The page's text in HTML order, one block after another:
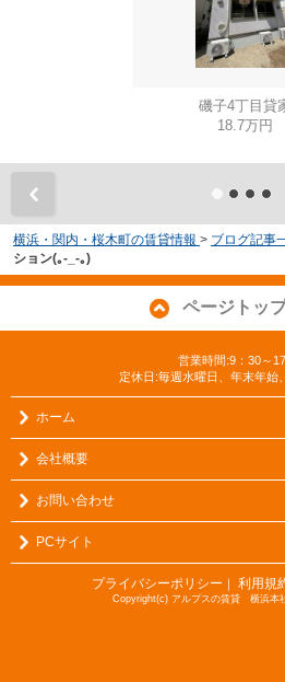
磯子4丁目貸
18.7万円
横浜・関内・桜木町の賃貸情報 > ブログ記事
ション(｡-_-｡)
ページトッ
営業時間:9：30～
定休日:毎週水曜日、年末年始
ホーム
会社概要
お問い合わせ
PCサイト
プライバシーポリシー ｜ 利用規
Copyright(c) アルプスの賃貸 横浜本